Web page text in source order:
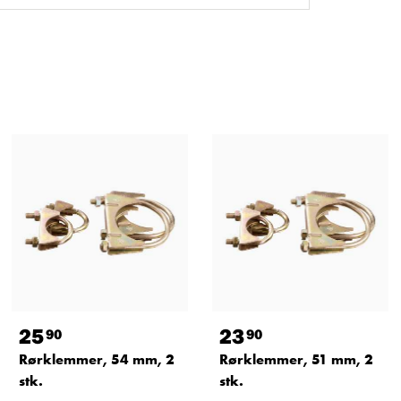
2590
Rørklemmer, 54 mm, 2
stk.
2390
Rørklemmer, 51 mm, 2
stk.